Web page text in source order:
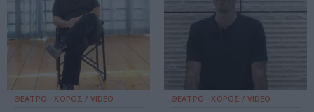
ΘΕΑΤΡΟ - ΧΟΡΟΣ / VIDEO ΘΕΑΤΡΟ - ΧΟΡΟΣ / VIDEO